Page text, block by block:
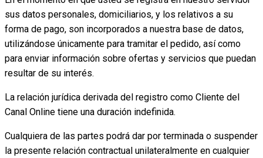
sus datos personales, domiciliarios, y los relativos a su
forma de pago, son incorporados a nuestra base de datos,
utilizándose únicamente para tramitar el pedido, así como
para enviar información sobre ofertas y servicios que puedan
resultar de su interés.
La relación jurídica derivada del registro como Cliente del
Canal Online tiene una duración indefinida.
Cualquiera de las partes podrá dar por terminada o suspender
la presente relación contractual unilateralmente en cualquier